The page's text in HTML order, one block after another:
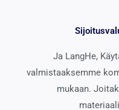
Ja LangHe,
valmistaaksemme
mukaan.